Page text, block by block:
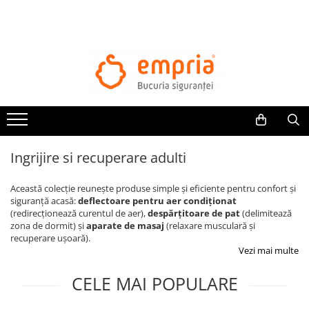
Bariere protectie pentru pat
Protectii mobilier
Protectie colturi mobila copii
Sigurante pentru sertare si usi
Sigurante geamuri si usi glisante
Ingrijire si recuperare adulti
Această colecție reunește produse simple și eficiente pentru confort și
siguranță acasă:deflectoare pentru aer condiționat
(redirecționează curentul de aer),despărțitoare de pat(delimitează
zona de dormit) șiaparate de masaj (relaxare musculară și
recuperare ușoară).
Vezi mai multe
CELE MAI POPULARE